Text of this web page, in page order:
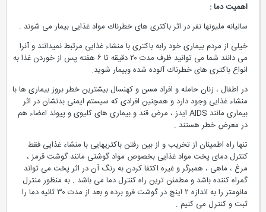
اهمیت دما :
سالیانه ملیونها نفر در اثر باكتری های خطرناك مواد غذایی بیمار می شوند .
خیلی از مردم بیماری خود رابه باكتری با منشاء غذایی مرتبط نمیدانند و آنرا
می دانند شما می توانید ظرف مدت ۲۰ دقیقه تا ۶ هفته پس از خوردن غذا به
انواع باكتری های خطرناك آلوده شده وبیمار شوید.
در اطفال ، زنان حامله و افراد مسن و كهنسال بیشترین خطر بروز بیماری ها با
منشاء غذایی وجود دارد و همچنین افرادی كه سیستم ایمنی بدنشان در اثر
بیماری مانند AIDS ایدز ، مرض قند و بیماری های كلیوی و پیوند اعضاء هم
در معرض خطر هستند .
تنها راه اطمینان از تخریب و از بین رفتن باكتریهایی با منشاء غذایی فقط
كنترل دمای پخت مواد غذایی بخصوص مواد گوشتی مانند گوشت قرمز ،
مرغ ، ماهی ، همبرگر و غیره اكتفا كردن به رنگ آن در اثر پخت می تواند
گمراه كننده باشد و مطمئن ترین راه كنترل دما می باشد . به منظور منترل
مانومتر را به اندازه ۲ اینچ در گوشت فرو برده و بعد از مدت ۳۰ ثانیه دما را
ثبت و كنترل می كنیم .